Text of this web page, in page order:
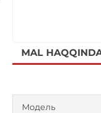
MAL
Модель